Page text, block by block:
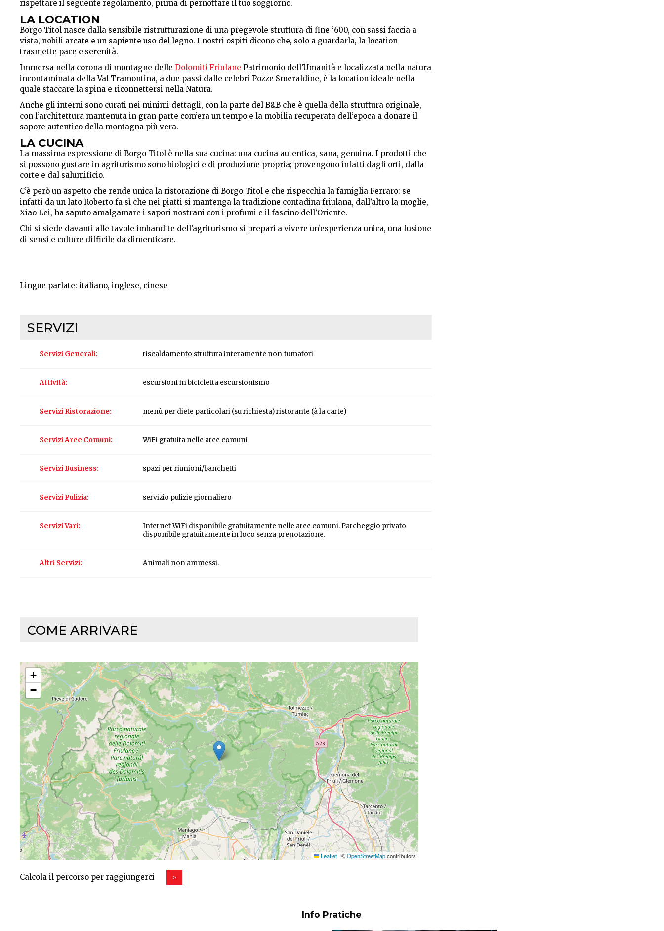
rispettare il seguente regolamento, prima di pernottare il tuo soggiorno.
LA LOCATION
Borgo Titol nasce dalla sensibile ristrutturazione di una pregevole struttura di fine ‘600, con sassi faccia a
vista, nobili arcate e un sapiente uso del legno. I nostri ospiti dicono che, solo a guardarla, la location
trasmette pace e serenità.
Immersa nella corona di montagne delle Dolomiti Friulane Patrimonio dell’Umanità e localizzata nella natura
incontaminata della Val Tramontina, a due passi dalle celebri Pozze Smeraldine, è la location ideale nella
quale staccare la spina e riconnettersi nella Natura.
Anche gli interni sono curati nei minimi dettagli, con la parte del B&B che è quella della struttura originale,
con l’architettura mantenuta in gran parte com’era un tempo e la mobilia recuperata dell’epoca a donare il
sapore autentico della montagna più vera.
LA CUCINA
La massima espressione di Borgo Titol è nella sua cucina: una cucina autentica, sana, genuina. I prodotti che
si possono gustare in agriturismo sono biologici e di produzione propria; provengono infatti dagli orti, dalla
corte e dal salumificio.
C’è però un aspetto che rende unica la ristorazione di Borgo Titol e che rispecchia la famiglia Ferraro: se
infatti da un lato Roberto fa sì che nei piatti si mantenga la tradizione contadina friulana, dall’altro la moglie,
Xiao Lei, ha saputo amalgamare i sapori nostrani con i profumi e il fascino dell’Oriente.
Chi si siede davanti alle tavole imbandite dell’agriturismo si prepari a vivere un’esperienza unica, una fusione
di sensi e culture difficile da dimenticare.
Lingue parlate: italiano, inglese, cinese
SERVIZI
Servizi Generali riscaldamento struttura interamente non fumatori
Attività escursioni in bicicletta escursionismo
Servizi Ristorazione menù per diete particolari (su richiesta) ristorante (à la carte)
Servizi Aree Comuni WiFi gratuita nelle aree comuni
Servizi Business spazi per riunioni/banchetti
Servizi Pulizia servizio pulizie giornaliero
Servizi Vari
Internet WiFi disponibile gratuitamente nelle aree comuni. Parcheggio privato
disponibile gratuitamente in loco senza prenotazione.
Altri Servizi Animali non ammessi.
COME ARRIVARE
+
−
Leaflet | ©OpenStreetMapcontributors
Calcola il percorso per raggiungerci >
Info Pratiche